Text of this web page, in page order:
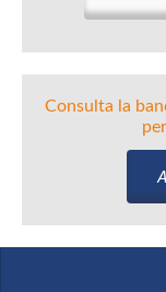
Consulta la